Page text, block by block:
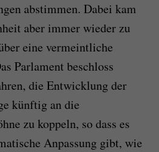
abstimmen. Dabei kam
aber immer wieder zu
eine vermeintliche
Parlament beschloss
die Entwicklung der
künftig an die
zu koppeln, so dass es
Anpassung gibt, wie